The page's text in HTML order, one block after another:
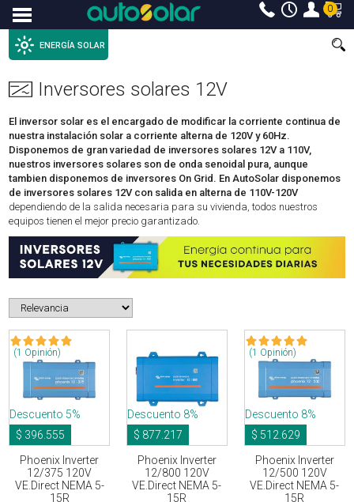
Menu 0
ENERGÍA SOLAR
Inversores solares 12V
El inversor solar es el encargado de modificar la corriente continua de
nuestra instalación solar a corriente alterna de 120V y 60Hz.
Disponemos de gran variedad de inversores solares 12Va 110V,
nuestros inversores solares son de onda senoidal pura, aunque
tambien disponemos de inversores On Grid. En AutoSolar disponemos
de inversores solares 12V con salida en alterna de 110V-120V
dependiendo de la salida necesaria para su vivienda, todos nuestros
equipos tienen el mejor precio garantizado.
(1 Opinión)
$ 396.555
Descuento 5%
Phoenix Inverter
12/375 120V
VE.Direct NEMA 5-
15R
$ 877.217
Descuento 8%
Phoenix Inverter
12/800 120V
VE.Direct NEMA 5-
15R
(1 Opinión)
$ 512.629
Descuento 8%
Phoenix Inverter
12/500 120V
VE.Direct NEMA 5-
15R